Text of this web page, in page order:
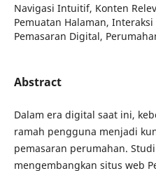
Navigasi Intuitif, Konten
Pemuatan Halaman,
Pemasaran Digital,
Abstract
Dalam era digital saat ini,
ramah pengguna menjadi
pemasaran perumahan.
mengembangkan situs web